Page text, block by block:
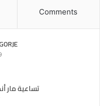
Comments
تساعية مار